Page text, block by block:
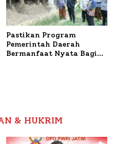
Pastikan Program
Pemerintah Daerah
Bermanfaat Nyata Bagi
& HUKRIM